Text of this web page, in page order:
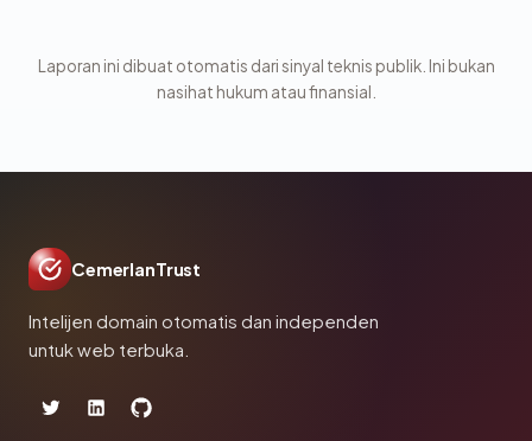
Laporan ini dibuat otomatis dari sinyal teknis publik. Ini bukan
nasihat hukum atau finansial.
CemerlanTrust
Intelijen domain otomatis dan independen
untuk web terbuka.